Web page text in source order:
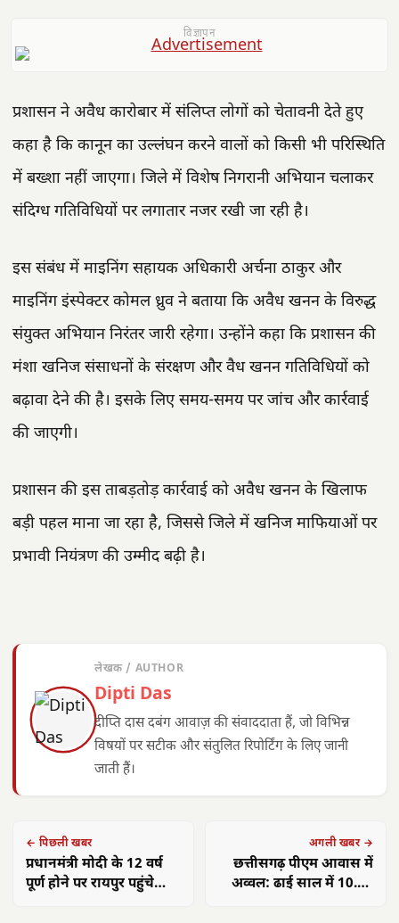
विज्ञापन
प्रशासन ने अवैध कारोबार में संलिप्त लोगों को चेतावनी देते हुए
कहा है कि कानून का उल्लंघन करने वालों को किसी भी परिस्थिति
में बख्शा नहीं जाएगा। जिले में विशेष निगरानी अभियान चलाकर
संदिग्ध गतिविधियों पर लगातार नजर रखी जा रही है।
इस संबंध में माइनिंग सहायक अधिकारी अर्चना ठाकुर और
माइनिंग इंस्पेक्टर कोमल ध्रुव ने बताया कि अवैध खनन के विरुद्ध
संयुक्त अभियान निरंतर जारी रहेगा। उन्होंने कहा कि प्रशासन की
मंशा खनिज संसाधनों के संरक्षण और वैध खनन गतिविधियों को
बढ़ावा देने की है। इसके लिए समय-समय पर जांच और कार्रवाई
की जाएगी।
प्रशासन की इस ताबड़तोड़ कार्रवाई को अवैध खनन के खिलाफ
बड़ी पहल माना जा रहा है, जिससे जिले में खनिज माफियाओं पर
प्रभावी नियंत्रण की उम्मीद बढ़ी है।
लेखक / AUTHOR
Dipti Das
दीप्ति दास दबंग आवाज़ की संवाददाता हैं, जो विभिन्न
विषयों पर सटीक और संतुलित रिपोर्टिंग के लिए जानी
जाती हैं।
← पिछली खबर
प्रधानमंत्री मोदी के 12 वर्ष
पूर्ण होने पर रायपुर पहुंचे
अगली खबर →
छत्तीसगढ़ पीएम आवास में
अव्वल: ढाई साल में 10.60